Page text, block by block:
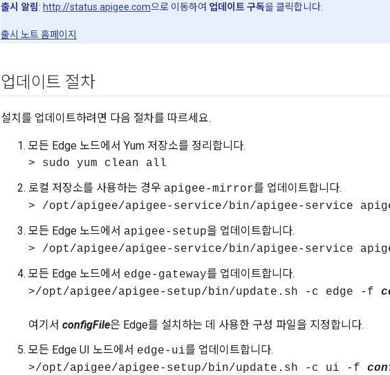
출시 알림: http://status.apigee.com으로 이동하여 업데이트 구독을 클릭합니다.
출시 노트 홈페이지
업데이트 절차
설치를 업데이트하려면 다음 절차를 따르세요.
모든 Edge 노드에서 Yum 저장소를 정리합니다.
> sudo yum clean all
로컬 저장소를 사용하는 경우 apigee-mirror를 업데이트합니다.
> /opt/apigee/apigee-service/bin/apigee-service
모든 Edge 노드에서 apigee-setup을 업데이트합니다.
> /opt/apigee/apigee-service/bin/apigee-service
모든 Edge 노드에서 edge-gateway를 업데이트합니다.
>/opt/apigee/apigee-setup/bin/update.sh -c edge -f
여기서 configFile은 Edge를 설치하는 데 사용한 구성 파일을 지정합니다.
모든 Edge UI 노드에서 edge-ui를 업데이트합니다.
>/opt/apigee/apigee-setup/bin/update.sh -c ui -f